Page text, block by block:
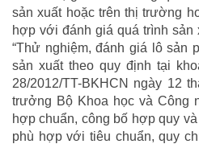
sản xuất hoặc trên thị trường
hợp với đánh giá quá trình sản
“Thử nghiệm, đánh giá lô sản
sản xuất theo quy định tại
28/2012/TT-BKHCN ngày 12
trưởng Bộ Khoa học và Công
hợp chuẩn, công bố hợp quy
phù hợp với tiêu chuẩn, quy